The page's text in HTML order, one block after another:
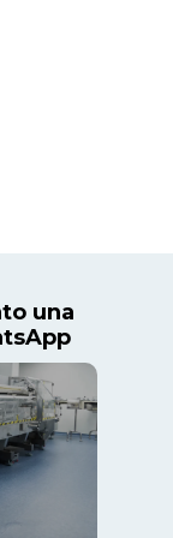
una